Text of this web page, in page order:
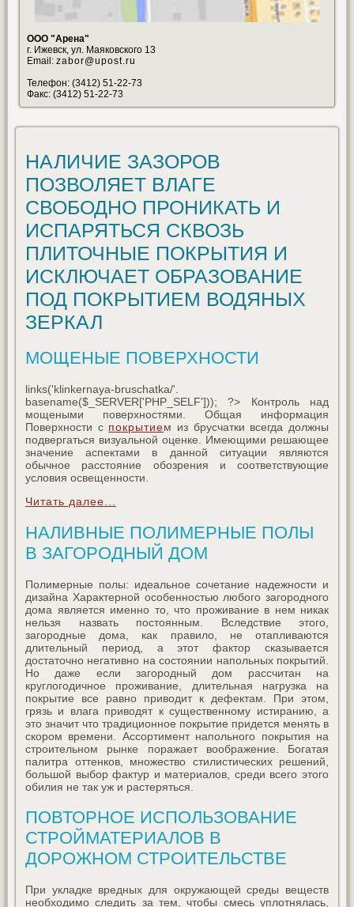
ООО "Арена"
г. Ижевск, ул. Маяковского 13
Email: zabor@upost.ru
Телефон: (3412) 51-22-73
Факс: (3412) 51-22-73
НАЛИЧИЕ ЗАЗОРОВ
ПОЗВОЛЯЕТ ВЛАГЕ
СВОБОДНО ПРОНИКАТЬ И
ИСПАРЯТЬСЯ СКВОЗЬ
ПЛИТОЧНЫЕ ПОКРЫТИЯ И
ИСКЛЮЧАЕТ ОБРАЗОВАНИЕ
ПОД ПОКРЫТИЕМ ВОДЯНЫХ
ЗЕРКАЛ
МОЩЕНЫЕ ПОВЕРХНОСТИ
links('klinkernaya-bruschatka/'.
basename($_SERVER['PHP_SELF'])); ?> Контроль над
мощеными поверхностями. Общая информация
Поверхности с покрытием из брусчатки всегда должны
подвергаться визуальной оценке. Имеющими решающее
значение аспектами в данной ситуации являются
обычное расстояние обозрения и соответствующие
условия освещенности.
Читать далее...
НАЛИВНЫЕ ПОЛИМЕРНЫЕ ПОЛЫ
В ЗАГОРОДНЫЙ ДОМ
Полимерные полы: идеальное сочетание надежности и
дизайна Характерной особенностью любого загородного
дома является именно то, что проживание в нем никак
нельзя назвать постоянным. Вследствие этого,
загородные дома, как правило, не отапливаются
длительный период, а этот фактор сказывается
достаточно негативно на состоянии напольных покрытий.
Но даже если загородный дом рассчитан на
круглогодичное проживание, длительная нагрузка на
покрытие все равно приводит к дефектам. При этом,
грязь и влага приводят к существенному истиранию, а
это значит что традиционное покрытие придется менять в
скором времени. Ассортимент напольного покрытия на
строительном рынке поражает воображение. Богатая
палитра оттенков, множество стилистических решений,
большой выбор фактур и материалов, среди всего этого
обилия не так уж и растеряться.
ПОВТОРНОЕ ИСПОЛЬЗОВАНИЕ
СТРОЙМАТЕРИАЛОВ В
ДОРОЖНОМ СТРОИТЕЛЬСТВЕ
При укладке вредных для окружающей среды веществ
необходимо следить за тем, чтобы смесь уплотнялась,